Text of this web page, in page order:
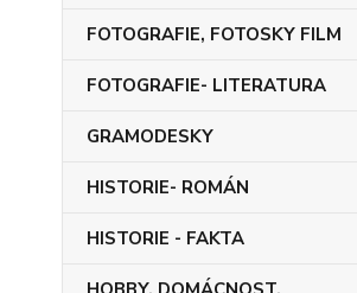
FOTOGRAFIE, FOTOSKY FILM
FOTOGRAFIE- LITERATURA
GRAMODESKY
HISTORIE- ROMÁN
HISTORIE - FAKTA